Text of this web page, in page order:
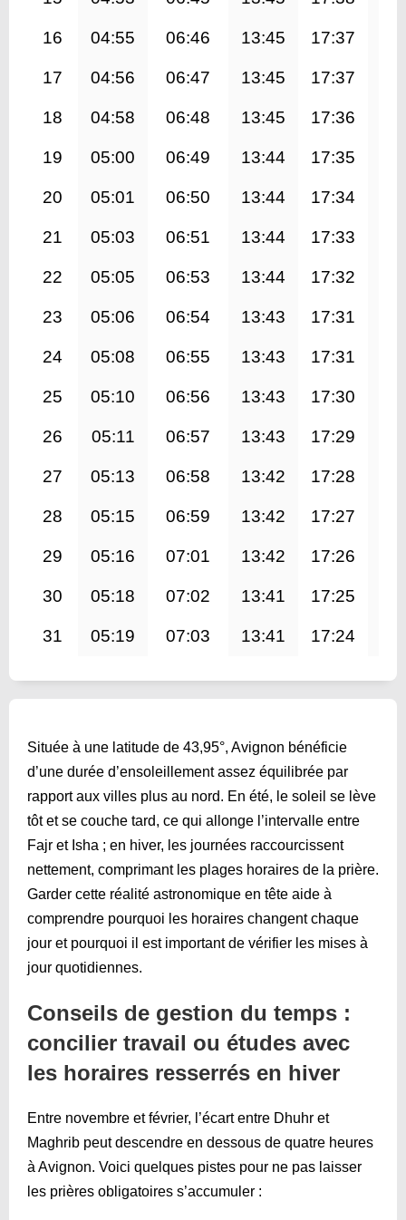
16 04:55 06:46 13:45 17:37
17 04:56 06:47 13:45 17:37
18 04:58 06:48 13:45 17:36
19 05:00 06:49 13:44 17:35
20 05:01 06:50 13:44 17:34
21 05:03 06:51 13:44 17:33
22 05:05 06:53 13:44 17:32
23 05:06 06:54 13:43 17:31
24 05:08 06:55 13:43 17:31
25 05:10 06:56 13:43 17:30
26 05:11 06:57 13:43 17:29
27 05:13 06:58 13:42 17:28
28 05:15 06:59 13:42 17:27
29 05:16 07:01 13:42 17:26
30 05:18 07:02 13:41 17:25
31 05:19 07:03 13:41 17:24
Située à une latitude de 43,95°, Avignon bénéficie
d’une durée d’ensoleillement assez équilibrée par
rapport aux villes plus au nord. En été, le soleil se lève
tôt et se couche tard, ce qui allonge l’intervalle entre
Fajr et Isha ; en hiver, les journées raccourcissent
nettement, comprimant les plages horaires de la prière.
Garder cette réalité astronomique en tête aide à
comprendre pourquoi les horaires changent chaque
jour et pourquoi il est important de vérifier les mises à
jour quotidiennes.
Conseils de gestion du temps :
concilier travail ou études avec
les horaires resserrés en hiver
Entre novembre et février, l’écart entre Dhuhr et
Maghrib peut descendre en dessous de quatre heures
à Avignon. Voici quelques pistes pour ne pas laisser
les prières obligatoires s’accumuler :